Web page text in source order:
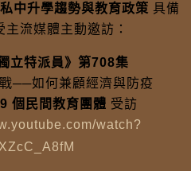
中升學趨勢與教育政策 具備
流媒體主動邀訪：
立特派員》第708集
──如何兼顧經濟與防疫
個民間教育團體 受訪
watch?